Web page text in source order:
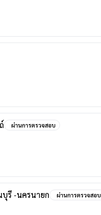
ผ่านการตรวจสอบ
รี -นครนายก ผ่านการตรวจสอบ